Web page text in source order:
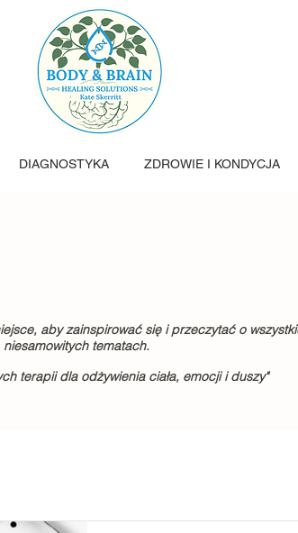
DIAGNOSTYKA ZDROWIE I KONDYCJA
aby zainspirować się i przeczytać o
niesamowitych tematach.
terapii dla odżywienia ciała, emocji i duszy"